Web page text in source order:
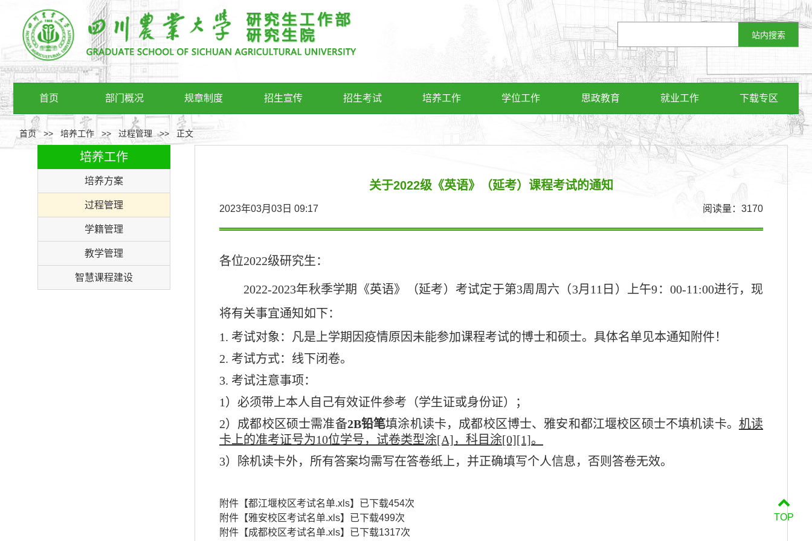
首页 部门概况 规章制度 招生宣传 招生考试 培养工作 学位工作 思政教育 就业工作 下载专区
首页>> 培养工作 >> 过程管理 >> 正文
培养工作
培养方案
过程管理
学籍管理
教学管理
智慧课程建设
关于2022级《英语》（延考）课程考试的通知
2023年03月03日 09:17 阅读量： 3170
各位2022级研究生：
2022-2023年秋季学期《英语》（延考）考试定于第3周周六（3月 11 日）上午9： 00-11:00进行， 现
将有关事宜通知如下：
1. 考试对象：凡是上学期 因疫情原因 未能参加课程考试的博士和硕士。具体名单见本通知附件！
2. 考试方式：线下闭卷。
3. 考试注意事项：
1） 必须带上本人自己有效证件参考（学生证或身份证）；
2） 成都校区硕士需准备2B铅笔填涂机读卡，成都校区博士、雅安和都江堰校区硕士不填机读卡。 机读
卡上的准考证号为10位学号，试卷类型涂[A]，科目涂[0][1]。
3）
除机读卡外，所有答案均需写在答卷纸上，并正确填写个人信息，否则答卷无效。
附件【都江堰校区考试名单.xls】已下载454次
附件【雅安校区考试名单.xls】已下载499次
附件【成都校区考试名单.xls】已下载1317次
TOP